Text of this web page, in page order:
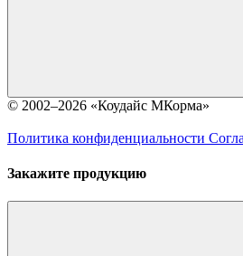
© 2002–2026 «Коудайс МКорма»
Политика конфиденциальности
Закажите продукцию